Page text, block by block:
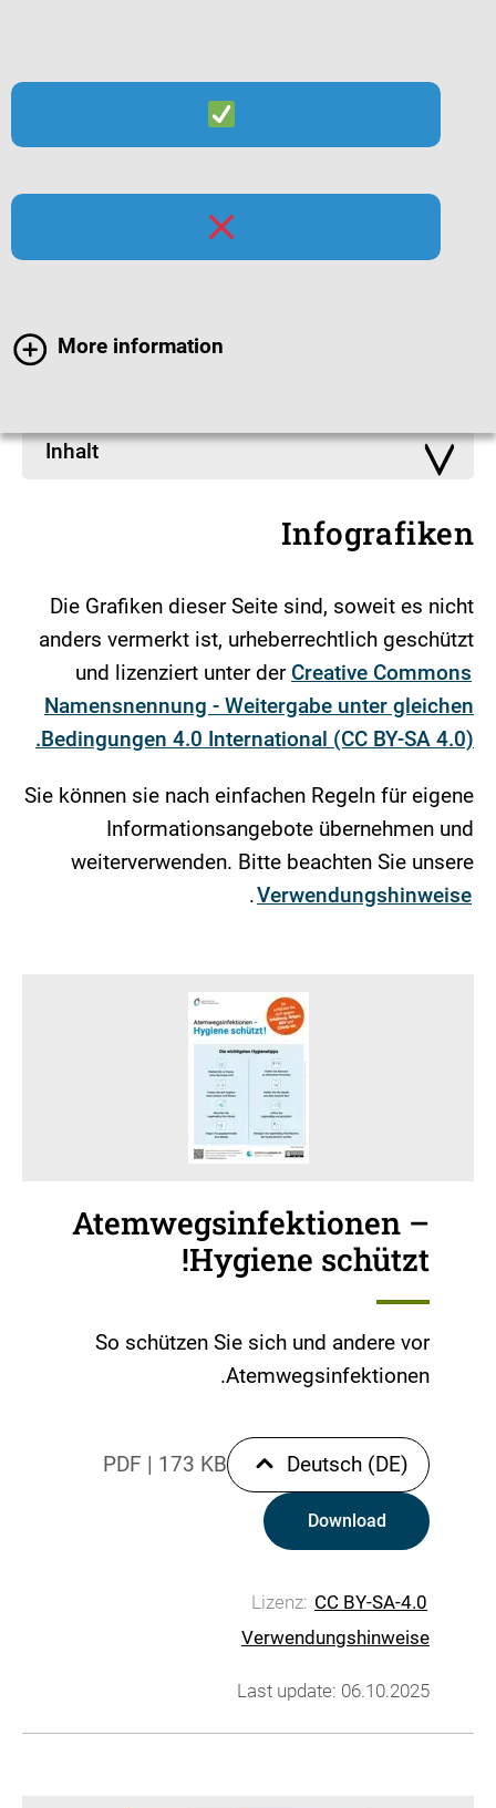
More information
Menü
Infomaterialien zu
Atemwegsinfektionen
Inhalt
Infografiken
Die Grafiken dieser Seite sind, soweit es nicht
anders vermerkt ist, urheberrechtlich geschützt
und lizenziert unter der Creative Commons
Namensnennung - Weitergabe unter gleichen
Bedingungen 4.0 International (CC BY-SA 4.0).
Sie können sie nach einfachen Regeln für eigene
Informationsangebote übernehmen und
weiterverwenden. Bitte beachten Sie unsere
Verwendungshinweise
.
Atemwegsinfektionen –
Hygiene schützt!
So schützen Sie sich und andere vor
Atemwegsinfektionen.
Deutsch (DE)
PDF | 173 KB
Download
Lizenz: CC BY-SA-4.0
Verwendungshinweise
Last update: 06.10.2025